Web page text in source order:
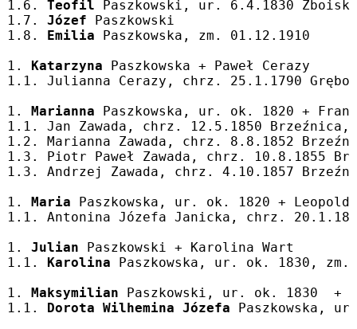
1.6. Teofil Paszkowski, ur. 6.4.1830
1.7. Józef Paszkowski
1.8. Emilia Paszkowska, zm. 01.12.1910
1. Katarzyna Paszkowska + Paweł Cerazy
1.1. Julianna Cerazy, chrz. 25.1.1790
1. Marianna Paszkowska, ur. ok. 1820 +
1.1. Jan Zawada, chrz. 12.5.1850 Brzeźnica,
1.2. Marianna Zawada, chrz. 8.8.1852
1.3. Piotr Paweł Zawada, chrz. 10.8.1855
1.3. Andrzej Zawada, chrz. 4.10.1857
1. Maria Paszkowska, ur. ok. 1820 +
1.1. Antonina Józefa Janicka, chrz.
1. Julian Paszkowski + Karolina Wart
1.1. Karolina Paszkowska, ur. ok. 1830,
1. Maksymilian Paszkowski, ur. ok. 1830  +
1.1. Dorota Wilhemina Józefa Paszkowska,